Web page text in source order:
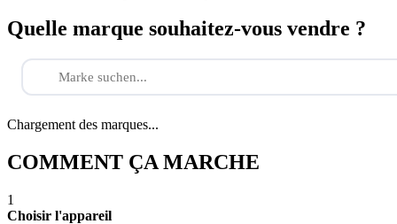
Quelle marque souhaitez-vous vendre ?
Chargement des marques...
COMMENT ÇA MARCHE
1
Choisir l'appareil